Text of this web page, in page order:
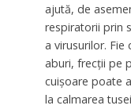
ajută, de
respiratorii prin
a virusurilor. Fie
aburi, frecții pe
cuișoare poate
la calmarea